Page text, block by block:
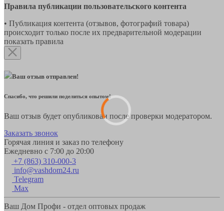
Правила публикации пользовательского контента
• Публикация контента (отзывов, фотографий товара)
происходит только после их предварительной модерации
показать правила
Ваш отзыв отправлен!
Спасибо, что решили поделиться опытом!
Ваш отзыв будет опубликован после проверки модератором.
Заказать звонок
Горячая линия и заказ по телефону
Ежедневно с 7:00 до 20:00
+7 (863) 310-000-3
info@vashdom24.ru
Telegram
Max
Ваш Дом Профи - отдел оптовых продаж